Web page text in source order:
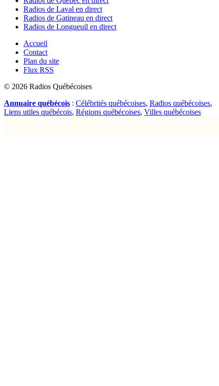
Radios de Laval en direct
Radios de Gatineau en direct
Radios de Longueuil en direct
Accueil
Contact
Plan du site
Flux RSS
© 2026 Radios Québécoises
Annuaire québécois : Célébrités québécoises, Radios québécoises,
Liens utiles québécois, Régions québécoises, Villes québécoises